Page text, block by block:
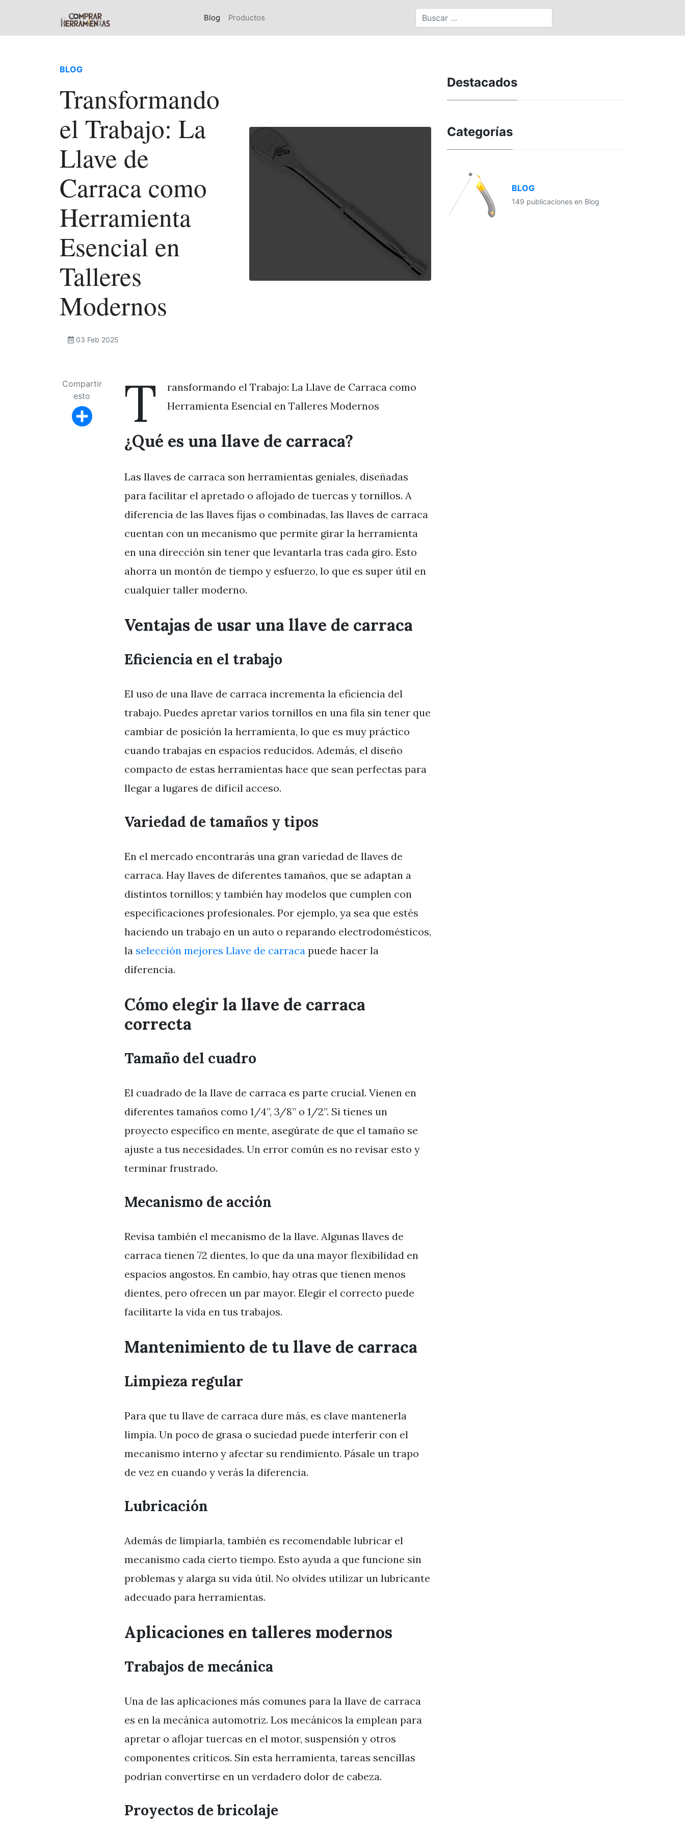
Blog Productos
BLOG
Transformando
el Trabajo: La
Llave de
Carraca como
Herramienta
Esencial en
Talleres
Modernos
03 Feb 2025
Compartir
esto
T
ransformando el Trabajo: La Llave de Carraca como
Herramienta Esencial en Talleres Modernos
¿Qué es una llave de carraca?
Las llaves de carraca son herramientas geniales, diseñadas
para facilitar el apretado o aflojado de tuercas y tornillos. A
diferencia de las llaves fijas o combinadas, las llaves de carraca
cuentan con un mecanismo que permite girar la herramienta
en una dirección sin tener que levantarla tras cada giro. Esto
ahorra un montón de tiempo y esfuerzo, lo que es super útil en
cualquier taller moderno.
Ventajas de usar una llave de carraca
Eficiencia en el trabajo
El uso de una llave de carraca incrementa la eficiencia del
trabajo. Puedes apretar varios tornillos en una fila sin tener que
cambiar de posición la herramienta, lo que es muy práctico
cuando trabajas en espacios reducidos. Además, el diseño
compacto de estas herramientas hace que sean perfectas para
llegar a lugares de difícil acceso.
Variedad de tamaños y tipos
En el mercado encontrarás una gran variedad de llaves de
carraca. Hay llaves de diferentes tamaños, que se adaptan a
distintos tornillos; y también hay modelos que cumplen con
especificaciones profesionales. Por ejemplo, ya sea que estés
haciendo un trabajo en un auto o reparando electrodomésticos,
la selección mejores Llave de carraca puede hacer la
diferencia.
Cómo elegir la llave de carraca
correcta
Tamaño del cuadro
El cuadrado de la llave de carraca es parte crucial. Vienen en
diferentes tamaños como 1/4”, 3/8” o 1/2”. Si tienes un
proyecto específico en mente, asegúrate de que el tamaño se
ajuste a tus necesidades. Un error común es no revisar esto y
terminar frustrado.
Mecanismo de acción
Revisa también el mecanismo de la llave. Algunas llaves de
carraca tienen 72 dientes, lo que da una mayor flexibilidad en
espacios angostos. En cambio, hay otras que tienen menos
dientes, pero ofrecen un par mayor. Elegir el correcto puede
facilitarte la vida en tus trabajos.
Mantenimiento de tu llave de carraca
Limpieza regular
Para que tu llave de carraca dure más, es clave mantenerla
limpia. Un poco de grasa o suciedad puede interferir con el
mecanismo interno y afectar su rendimiento. Pásale un trapo
de vez en cuando y verás la diferencia.
Lubricación
Además de limpiarla, también es recomendable lubricar el
mecanismo cada cierto tiempo. Esto ayuda a que funcione sin
problemas y alarga su vida útil. No olvides utilizar un lubricante
adecuado para herramientas.
Aplicaciones en talleres modernos
Trabajos de mecánica
Una de las aplicaciones más comunes para la llave de carraca
es en la mecánica automotriz. Los mecánicos la emplean para
apretar o aflojar tuercas en el motor, suspensión y otros
componentes críticos. Sin esta herramienta, tareas sencillas
podrían convertirse en un verdadero dolor de cabeza.
Proyectos de bricolaje
Destacados
Categorías
BLOG
149 publicaciones en Blog